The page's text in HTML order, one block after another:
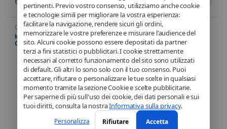
pertinenti. Previo vostro consenso, utilizziamo anche cookie
e tecnologie simili per migliorare la vostra esperienza:
facilitare la navigazione, rendere sicuri gli ordini,
memorizzare le vostre preferenze e misurare l'audience del
sito. Alcuni cookie possono essere depositati da partner
terzi a fini statistici o pubblicitari. I cookie strettamente
necessari al corretto funzionamento del sito sono utilizzati
di default. Gli altri lo sono solo con il tuo consenso. Puoi
accettare, rifiutare o personalizzare le tue scelte in qualsiasi
momento tramite la sezione Cookie e scelte pubblicitarie.
Per saperne di più sull'uso dei cookie, dei dati personali e sui
tuoi diritti, consulta la nostraInformativa sulla privacy.
Personalizza Rifiutare Accetta
Componenti per PC,Informatica,
Processore
Intel Core Ultra 7 265K (3.9
GHz / 5.5 GHz) – LGA 1851
Componenti per PC
Processore
Intel Core Ultra 7 265KF (3.9
GHz / 5.5 GHz) – LGA 1851